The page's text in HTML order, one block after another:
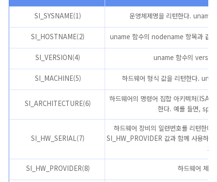
SI_SYSNAME(1) 운영체제명을 리턴한다.
SI_HOSTNAME(2) uname 함수의 nodename 항목과 같은
SI_VERSION(4) uname 함수의
SI_MACHINE(5) 하드웨어 형식 값을 리턴한다.
SI_ARCHITECTURE(6)
하드웨어의 명령어 집합 아키텍처
한다. 예를 들면,
SI_HW_SERIAL(7)
하드웨어 장비의 일련번호를 리턴한다
SI_HW_PROVIDER 값과 함께 사용하
호
SI_HW_PROVIDER(8) 하드웨어 제